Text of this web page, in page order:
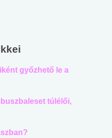
győzhető le a
túlélői,